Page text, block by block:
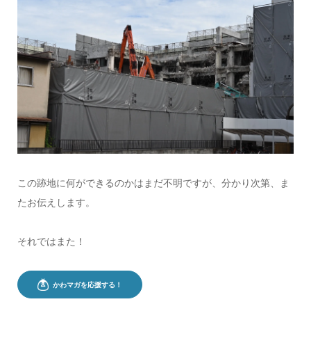
この跡地に何ができるのかはまだ不明ですが、分かり次第、ま
たお伝えします。
それではまた！